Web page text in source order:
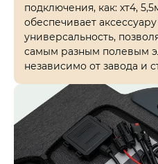
подключения, как: хт4,
обеспечивает
универсальность,
самым разным полевым
независимо от завода и